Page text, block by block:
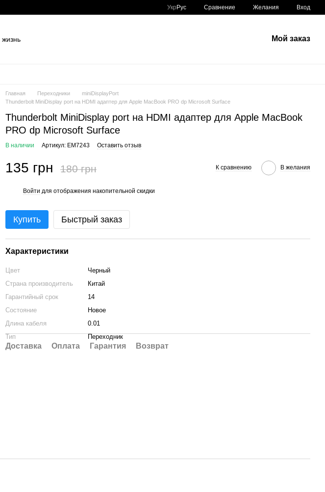
Укр Рус Сравнение Желания Вход
Мой заказ
Главная Переходники
miniDisplayPort
Thunderbolt MiniDisplay port на HDMI адаптер для Apple MacBook PRO dp Microsoft Surface
Thunderbolt MiniDisplay port на HDMI адаптер для Apple MacBook
PRO dp Microsoft Surface
В наличии Артикул: EM7243 Оставить отзыв
135 грн 180 грн К сравнению В желания
Войти для отображения накопительной скидки
Купить Быстрый заказ
Характеристики
Цвет
Черный
Страна производитель
Китай
Гарантийный срок
14
Состояние
Новое
Длина кабеля
0.01
Тип
Переходник
Доставка Оплата Гарантия Возврат